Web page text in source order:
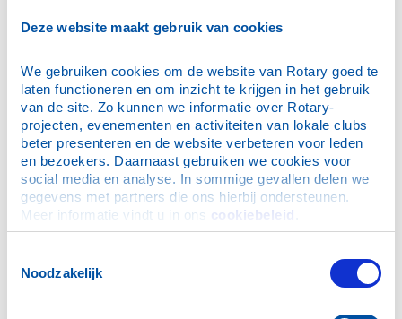
Deze website maakt gebruik van cookies
We gebruiken cookies om de website van Rotary goed te
laten functioneren en om inzicht te krijgen in het gebruik
van de site. Zo kunnen we informatie over Rotary-
projecten, evenementen en activiteiten van lokale clubs
beter presenteren en de website verbeteren voor leden
en bezoekers. Daarnaast gebruiken we cookies voor
social media en analyse. In sommige gevallen delen we
gegevens met partners die ons hierbij ondersteunen.
Meer informatie vindt u in ons cookiebeleid
Noodzakelijk
periode 2020 - 2022
Beaujolais avond - jubileum met oud Rotarianen
10de Tourtocht 2022 - zondag 11 september 2022
Kom kennismaken met Rotary Club Maassluis
Maasland
Gastspreker Eric Gudde - van droom tot werkelijkheid
5e Rotary Kennis Quiz ondersteunt ‘Vluchtelingen uit
Oekraïne
verzorgingshuizen